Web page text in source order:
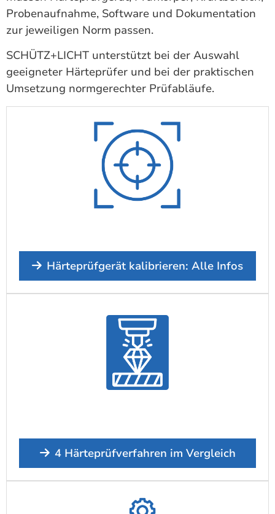
Probenaufnahme, Software und Dokumentation
zur jeweiligen Norm passen.
SCHÜTZ+LICHT unterstützt bei der Auswahl
geeigneter Härteprüfer und bei der praktischen
Umsetzung normgerechter Prüfabläufe.
Härteprüfgerät kalibrieren: Alle Infos
4 Härteprüfverfahren im Vergleich